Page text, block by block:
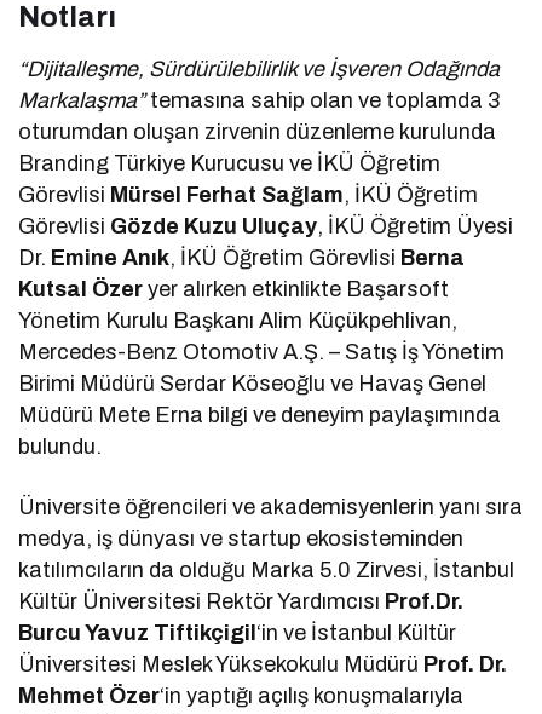
Notları
“Dijitalleşme, Sürdürülebilirlik ve İşveren Odağında
Markalaşma”temasına sahip olan ve toplamda 3
oturumdan oluşan zirvenin düzenleme kurulunda
Branding Türkiye Kurucusu ve İKÜ Öğretim
Görevlisi Mürsel Ferhat Sağlam, İKÜ Öğretim
Görevlisi Gözde Kuzu Uluçay, İKÜ Öğretim Üyesi
Dr. Emine Anık, İKÜ Öğretim Görevlisi Berna
Kutsal Özer yer alırken etkinlikte Başarsoft
Yönetim Kurulu Başkanı Alim Küçükpehlivan,
Mercedes-Benz Otomotiv A.Ş. – Satış İş Yönetim
Birimi Müdürü Serdar Köseoğlu ve Havaş Genel
Müdürü Mete Erna bilgi ve deneyim paylaşımında
bulundu.
Üniversite öğrencileri ve akademisyenlerin yanı sıra
medya, iş dünyası ve startup ekosisteminden
katılımcıların da olduğu Marka 5.0 Zirvesi, İstanbul
Kültür Üniversitesi Rektör Yardımcısı Prof.Dr.
Burcu Yavuz Tiftikçigil ‘in ve İstanbul Kültür
Üniversitesi Meslek Yüksekokulu Müdürü Prof. Dr.
Mehmet Özer‘in yaptığı açılış konuşmalarıyla